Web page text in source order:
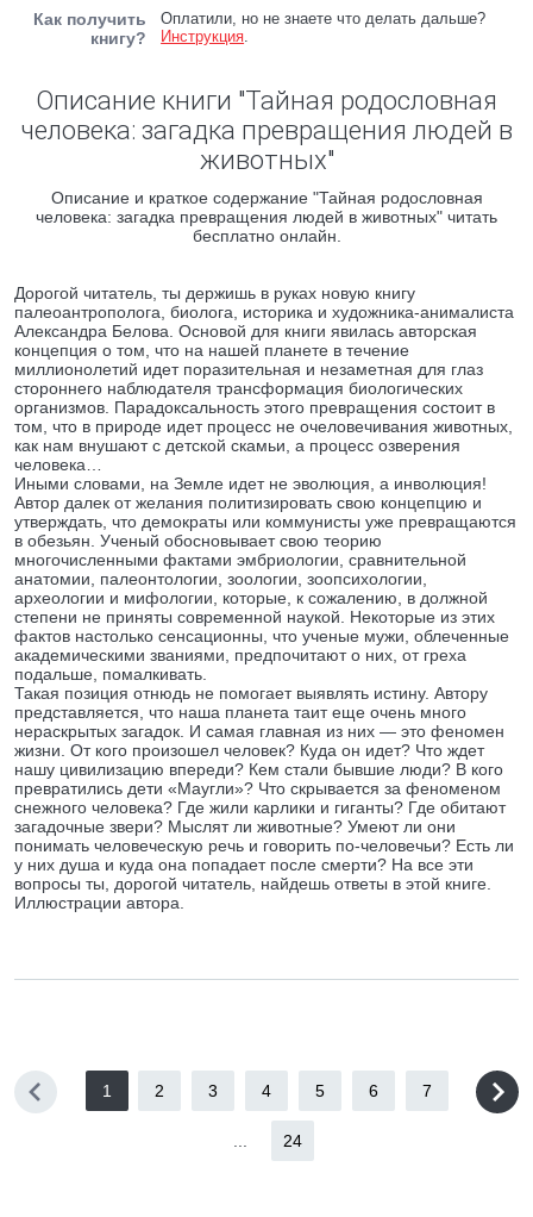
Как получить
книгу?
Оплатили, но не знаете что делать дальше?
Инструкция.
Описание книги "Тайная родословная
человека: загадка превращения людей в
животных"
Описание и краткое содержание "Тайная родословная
человека: загадка превращения людей в животных" читать
бесплатно онлайн.
Дорогой читатель, ты держишь в руках новую книгу
палеоантрополога, биолога, историка и художника-анималиста
Александра Белова. Основой для книги явилась авторская
концепция о том, что на нашей планете в течение
миллионолетий идет поразительная и незаметная для глаз
стороннего наблюдателя трансформация биологических
организмов. Парадоксальность этого превращения состоит в
том, что в природе идет процесс не очеловечивания животных,
как нам внушают с детской скамьи, а процесс озверения
человека…
Иными словами, на Земле идет не эволюция, а инволюция!
Автор далек от желания политизировать свою концепцию и
утверждать, что демократы или коммунисты уже превращаются
в обезьян. Ученый обосновывает свою теорию
многочисленными фактами эмбриологии, сравнительной
анатомии, палеонтологии, зоологии, зоопсихологии,
археологии и мифологии, которые, к сожалению, в должной
степени не приняты современной наукой. Некоторые из этих
фактов настолько сенсационны, что ученые мужи, облеченные
академическими званиями, предпочитают о них, от греха
подальше, помалкивать.
Такая позиция отнюдь не помогает выявлять истину. Автору
представляется, что наша планета таит еще очень много
нераскрытых загадок. И самая главная из них — это феномен
жизни. От кого произошел человек? Куда он идет? Что ждет
нашу цивилизацию впереди? Кем стали бывшие люди? В кого
превратились дети «Маугли»? Что скрывается за феноменом
снежного человека? Где жили карлики и гиганты? Где обитают
загадочные звери? Мыслят ли животные? Умеют ли они
понимать человеческую речь и говорить по-человечьи? Есть ли
у них душа и куда она попадает после смерти? На все эти
вопросы ты, дорогой читатель, найдешь ответы в этой книге.
Иллюстрации автора.
1 2 3 4 5 6 7
24